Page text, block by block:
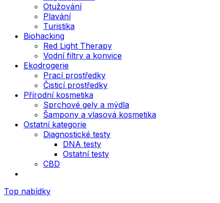
Otužování
Plavání
Turistika
Biohacking
Red Light Therapy
Vodní filtry a konvice
Ekodrogerie
Prací prostředky
Čisticí prostředky
Přírodní kosmetika
Sprchové gely a mýdla
Šampony a vlasová kosmetika
Ostatní kategorie
Diagnostické testy
DNA testy
Ostatní testy
CBD
Top nabídky